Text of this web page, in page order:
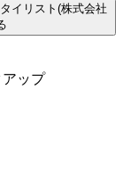
イリスト(株式会社
ップ